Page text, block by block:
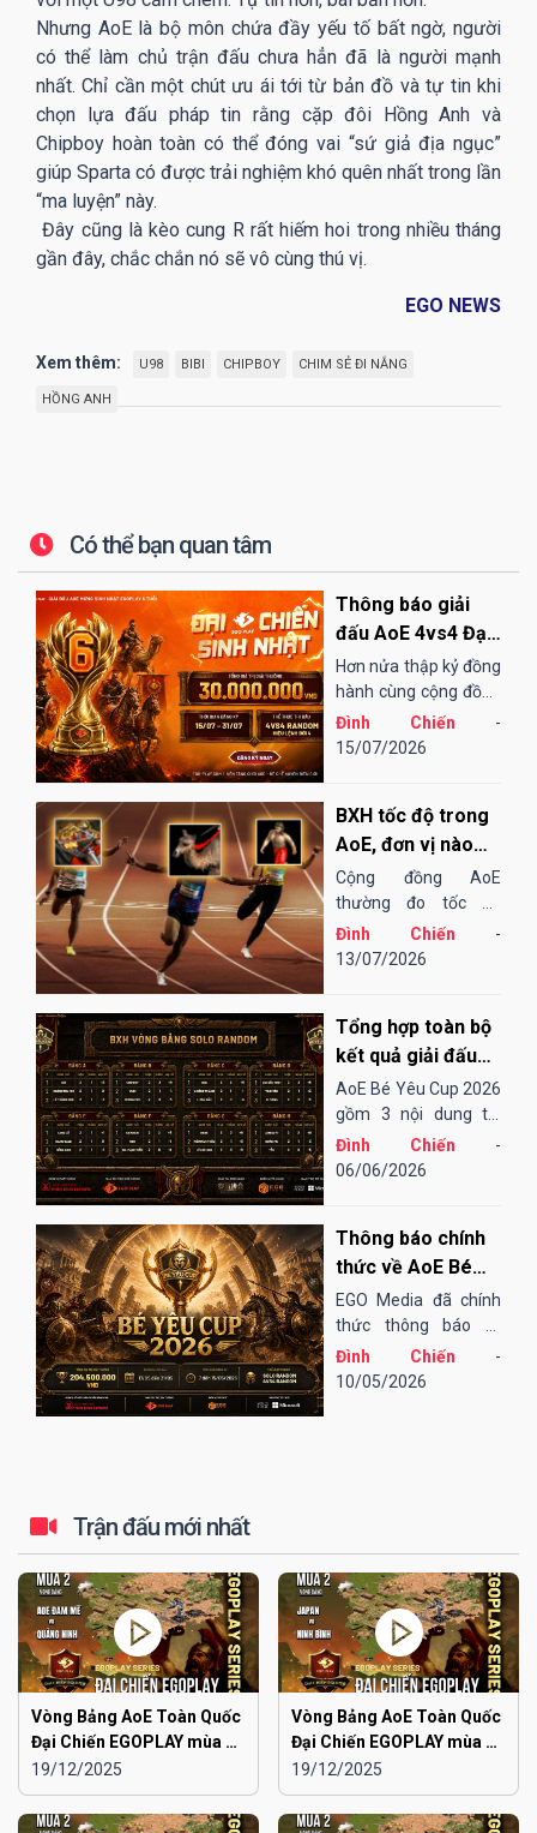
Nhưng AoE là bộ môn chứa đầy yếu tố bất ngờ, người
có thể làm chủ trận đấu chưa hẳn đã là người mạnh
nhất. Chỉ cần một chút ưu ái tới từ bản đồ và tự tin khi
chọn lựa đấu pháp tin rằng cặp đôi Hồng Anh và
Chipboy hoàn toàn có thể đóng vai “sứ giả địa ngục”
giúp Sparta có được trải nghiệm khó quên nhất trong lần
“ma luyện” này.
Đây cũng là kèo cung R rất hiếm hoi trong nhiều tháng
gần đây, chắc chắn nó sẽ vô cùng thú vị.
EGO NEWS
Xem thêm: U98 BIBI CHIPBOY CHIM SẺ ĐI NẮNG
HỒNG ANH
Có thể bạn quan tâm
Thông báo giải
đấu AoE 4vs4 Đại
Chiến Sinh Nhật
EGOPLAY
Hơn nửa thập kỷ đồng
hành cùng cộng đồng
AoE Việt Nam,
EGOPLAY đã không
sân chơi...
Đình Chiến -
15/07/2026
BXH tốc độ trong
AoE, đơn vị nào
"chạy" nhanh
nhất?
Cộng đồng AoE
thường đo tốc độ
chạy của các đơn vị
bằng cảm tính hoặc
song đôi khi lại không
thu hoạch được...
Đình Chiến -
13/07/2026
Tổng hợp toàn bộ
kết quả giải đấu
AoE Bé Yêu Cup
2026
AoE Bé Yêu Cup 2026
gồm 3 nội dung thi
đấu: Solo Random,
Solo Shang và 4vs4
Online qua nền tảng
EGOPLAY, các trận
bán kết và chung...
Đình Chiến -
06/06/2026
Thông báo chính
thức về AoE Bé
Yêu Cup 2026
EGO Media đã chính
thức thông báo tổ
chức giải đấu AoE Bé
Yêu Cup 2026 (lần
Đình Chiến -
10/05/2026
Trận đấu mới nhất
Vòng Bảng AoE Toàn Quốc
Đại Chiến EGOPLAY mùa 2 |
Aoe Đam Mê vs Quảng
Ninh
19/12/2025
Vòng Bảng AoE Toàn Quốc
Đại Chiến EGOPLAY mùa 2 |
Japan vs Ninh Bình
19/12/2025